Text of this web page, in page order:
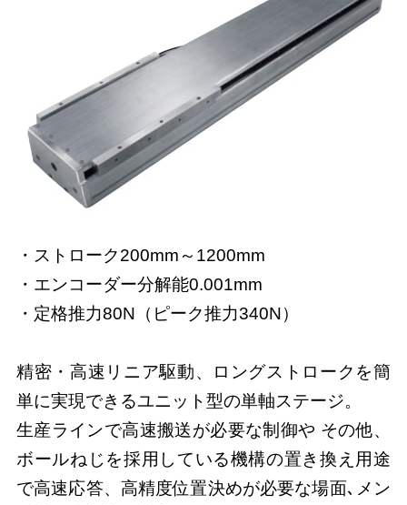
・ストローク200mm～1200mm
・エンコーダー分解能0.001mm
・定格推力80N（ピーク推力340N）
精密・高速リニア駆動、ロングストロークを簡
単に実現できるユニット型の単軸ステージ。
生産ラインで高速搬送が必要な制御や その他、
ボールねじを採用している機構の置き換え用途
で高速応答、高精度位置決めが必要な場面､メン